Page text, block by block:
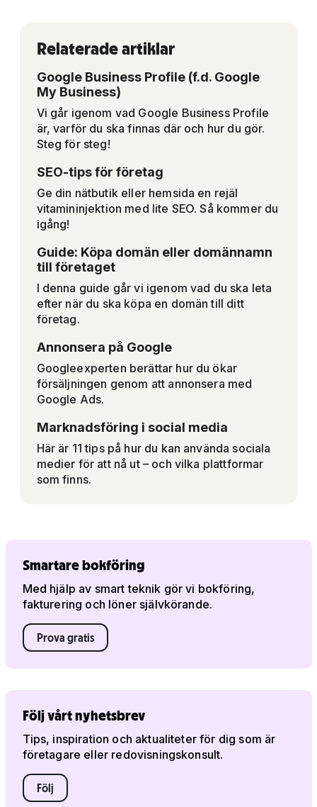
Relaterade artiklar
Google Business Profile (f.d. Google
My Business)
Vi går igenom vad Google Business Profile
är, varför du ska finnas där och hur du gör.
Steg för steg!
SEO-tips för företag
Ge din nätbutik eller hemsida en rejäl
vitamininjektion med lite SEO. Så kommer du
igång!
Guide: Köpa domän eller domännamn
till företaget
I denna guide går vi igenom vad du ska leta
efter när du ska köpa en domän till ditt
företag.
Annonsera på Google
Googleexperten berättar hur du ökar
försäljningen genom att annonsera med
Google Ads.
Marknadsföring i social media
Här är 11 tips på hur du kan använda sociala
medier för att nå ut – och vilka plattformar
som finns.
Smartare bokföring
Med hjälp av smart teknik gör vi bokföring,
fakturering och löner självkörande.
Prova gratis
Följ vårt nyhetsbrev
Tips, inspiration och aktualiteter för dig som är
företagare eller redovisningskonsult.
Följ